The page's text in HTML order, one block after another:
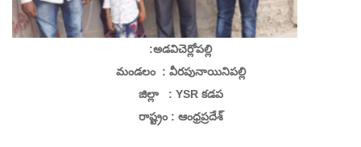
:అడవిచెర్లోపల్లి
మండలం : వీరపునాయినిపల్లి
జిల్లా : YSR కడప
రాష్ట్రం : ఆంధ్రప్రదేశ్